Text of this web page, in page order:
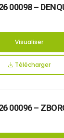
00098 –
–
d’une
Visualiser
Télécharger
00096 –
Charles Gide
+ Pose